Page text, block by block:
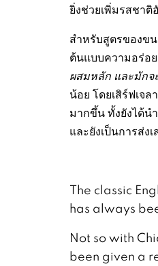
ยิ่งช่วยเพิ่มรสชาติ
สำหรับสูตรของข
ต้นแบบความอร่อ
ผสมหลัก และมัก
น้อย โดยเสิร์ฟเจ
มากขึ้น ทั้งยังได้น
และยังเป็นการส่ง
The classic
has always
Not so with
been given a